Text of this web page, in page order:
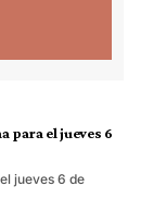
para el jueves 6
jueves 6 de